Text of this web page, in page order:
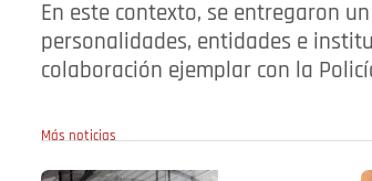
En este contexto, se entregaron
personalidades, entidades e
colaboración ejemplar con la
Más noticias